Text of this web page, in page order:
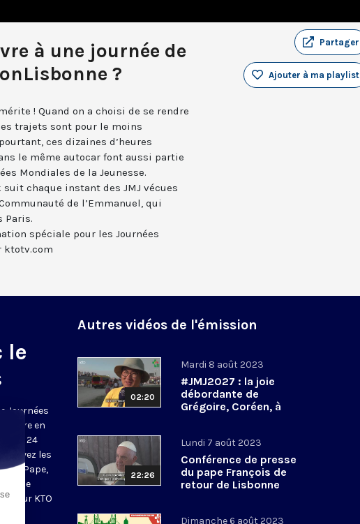
à une journée de
?
Partager
Ajouter à ma playlist
! Quand on a choisi de se rendre
trajets sont pour le moins
ces dizaines d’heures
le même autocar font aussi partie
Mondiales de la Jeunesse.
chaque instant des JMJ vécues
de l’Emmanuel, qui
Paris.
spéciale pour les Journées
ktotv.com
le
Journées
vivre en
du 24
Suivez les
du Pape,
et le
sur KTO
Autres vidéos de l'émission
02:20
Mardi 8 août 2023
#JMJ2027 : la joie
débordante de
Grégoire, Coréen, à
22:26
Lundi 7 août 2023
Conférence de presse
du pape François de
retour de Lisbonne
Dimanche 6 août 2023